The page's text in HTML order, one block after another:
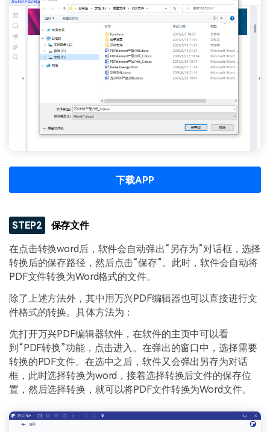
下载APP
STEP2 保存文件
在点击转换word后，软件会自动弹出“另存为”对话框，选择
转换后的保存路径，然后点击“保存”。此时，软件会自动将
PDF文件转换为Word格式的文件。
除了上述方法外，其中用万兴PDF编辑器也可以直接进行文
件格式的转换。具体方法为：
先打开万兴PDF编辑器软件，在软件的主页中可以看
到“PDF转换”功能，点击进入。在弹出的窗口中，选择需要
转换的PDF文件。在选中之后，软件又会弹出另存为对话
框，此时选择转换为word，接着选择转换后文件的保存位
置，然后选择转换，就可以将PDF文件转换为Word文件。